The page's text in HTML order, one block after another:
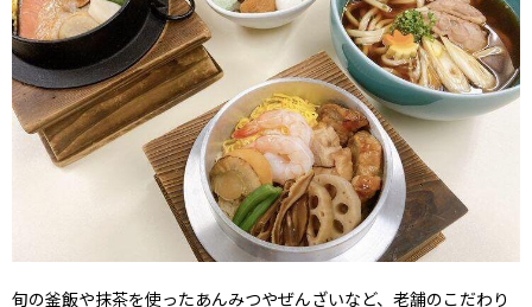
旬の釜飯や抹茶を使ったあんみつやぜんざいなど、老舗のこだわり